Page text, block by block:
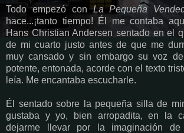
Todo empezó conLa Pequeña
hace...¡tanto tiempo! Él me contaba
Hans Christian Andersen sentado en el
de mi cuarto justo antes de que me
muy cansado y sin embargo su voz
potente, entonada, acorde con el texto
leía. Me encantaba escucharle.
Él sentado sobre la pequeña silla de
gustaba y yo, bien arropadita, en la
dejarme llevar por la imaginación de